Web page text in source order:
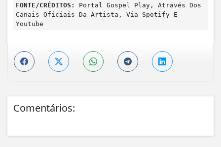
FONTE/CRÉDITOS:
Portal Gospel Play, Através Dos
Canais Oficiais Da Artista, Via Spotify E
Youtube
Comentários: